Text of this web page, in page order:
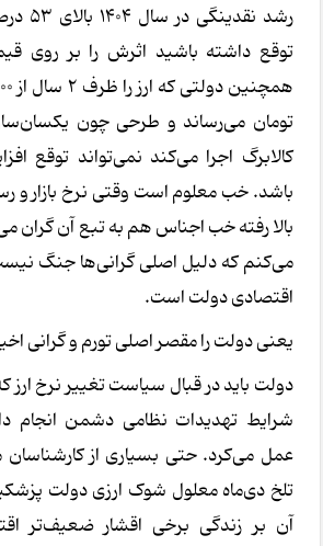
رشد
توقع داشته باشید اثرش را بر روی
تومان می‌رساند و طرحی چون
کالابرگ اجرا می‌کند نمی‌تواند توقع
باشد. خب معلوم است وقتی نرخ بازار و
بالا رفته خب اجناس هم به تبع آن گران
می‌کنم که دلیل اصلی گرانی‌ها جنگ
اقتصادی دولت است.
یعنی دولت را مقصر اصلی تورم و گرانی
شرایط تهدیدات نظامی دشمن انجام
عمل می‌کرد. حتی بسیاری از
تلخ دی‌ماه معلول شوک ارزی دولت
آن بر زندگی برخی اقشار ضعیف‌تر